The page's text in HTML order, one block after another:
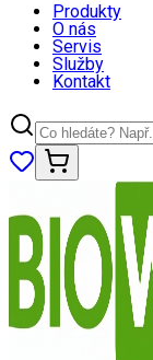
Produkty
O nás
Servis
Služby
Kontakt